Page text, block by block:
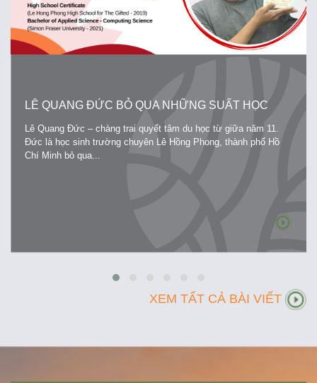
LÊ QUANG ĐỨC BỎ QUA NHỮNG SUẤT HỌC
BỔNG KHỦNG- LỰA CHỌN LỐI ĐI RIÊNG CỦA
MÌNH TẠI PHÂN KHOA SỐ 1 TRƯỜNG ĐẠI HỌC
SIMON FRASER UNIVERSITY TẠI CANADA
Lê Quang Đức – chàng trai quyết tâm du học từ giữa năm 11.
Đức là học sinh trường chuyên Lê Hồng Phong, thành phố Hồ
Chí Minh bỏ qua...
XEM TẤT CẢ BÀI VIẾT